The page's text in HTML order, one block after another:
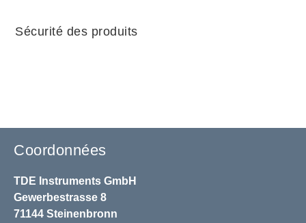
Sécurité des produits
Coordonnées
TDE Instruments GmbH
Gewerbestrasse 8
71144 Steinenbronn